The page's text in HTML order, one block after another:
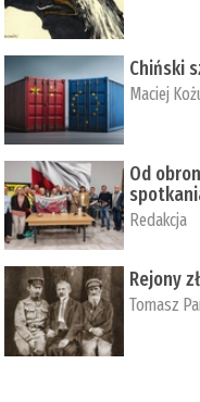
Chiński
Maciej
Od
Redakcja
Rejony
Tomasz